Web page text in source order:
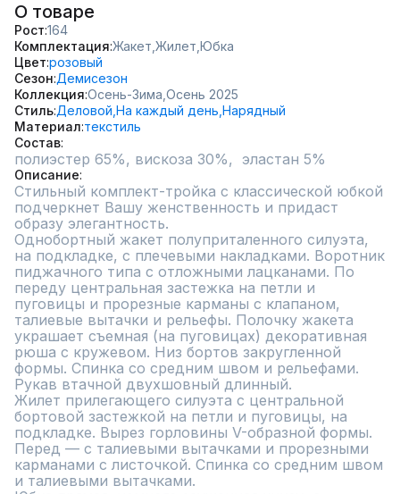
О товаре
Рост 164
Комплектация Жакет, Жилет, Юбка
Цвет розовый
Сезон Демисезон
Коллекция Осень-Зима, Осень 2025
Стиль Деловой, На каждый день, Нарядный
Материал текстиль
Состав
полиэстер 65%, вискоза 30%,  эластан 5%
Описание
Стильный комплект-тройка с классической юбкой
подчеркнет Вашу женственность и придаст
образу элегантность.
Однобортный жакет полуприталенного силуэта,
на подкладке, с плечевыми накладками. Воротник
пиджачного типа с отложными лацканами. По
переду центральная застежка на петли и
пуговицы и прорезные карманы с клапаном,
талиевые вытачки и рельефы. Полочку жакета
украшает съемная (на пуговицах) декоративная
рюша с кружевом. Низ бортов закругленной
формы. Спинка со средним швом и рельефами.
Рукав втачной двухшовный длинный.
Жилет прилегающего силуэта с центральной
бортовой застежкой на петли и пуговицы, на
подкладке. Вырез горловины V-образной формы.
Перед — с талиевыми вытачками и прорезными
карманами с листочкой. Спинка со средним швом
и талиевыми вытачками.